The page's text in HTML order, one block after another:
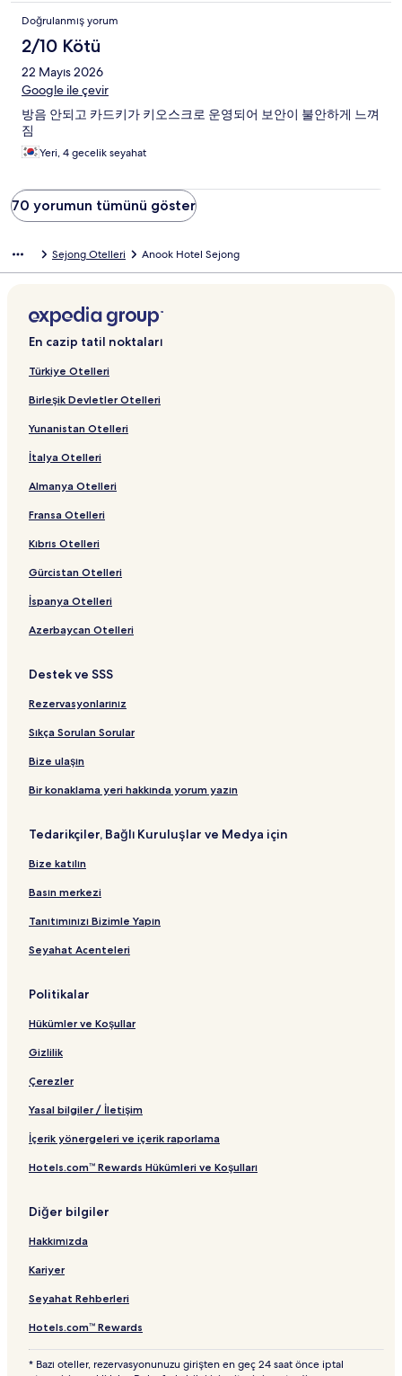
Doğrulanmış yorum
2/10 Kötü
22 Mayıs 2026
Google ile çevir
방음 안되고 카드키가 키오스크로 운영되어 보안이 불안하게 느껴
짐
Yeri, 4 gecelik seyahat
70 yorumun tümünü göster
Sejong Otelleri Anook Hotel Sejong
En cazip tatil noktaları
Türkiye Otelleri
Birleşik Devletler Otelleri
Yunanistan Otelleri
İtalya Otelleri
Almanya Otelleri
Fransa Otelleri
Kıbrıs Otelleri
Gürcistan Otelleri
İspanya Otelleri
Azerbaycan Otelleri
Destek ve SSS
Rezervasyonlarınız
Sıkça Sorulan Sorular
Bize ulaşın
Bir konaklama yeri hakkında yorum yazın
Tedarikçiler, Bağlı Kuruluşlar ve Medya için
Bize katılın
Basın merkezi
Tanıtımınızı Bizimle Yapın
Seyahat Acenteleri
Politikalar
Hükümler ve Koşullar
Gizlilik
Çerezler
Yasal bilgiler / İletişim
İçerik yönergeleri ve içerik raporlama
Hotels.com™ Rewards Hükümleri ve Koşulları
Diğer bilgiler
Hakkımızda
Kariyer
Seyahat Rehberleri
Hotels.com™ Rewards
* Bazı oteller, rezervasyonunuzu girişten en geç 24 saat önce iptal